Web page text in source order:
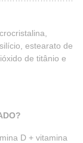
estearato de
de titânio e
D + vitamina